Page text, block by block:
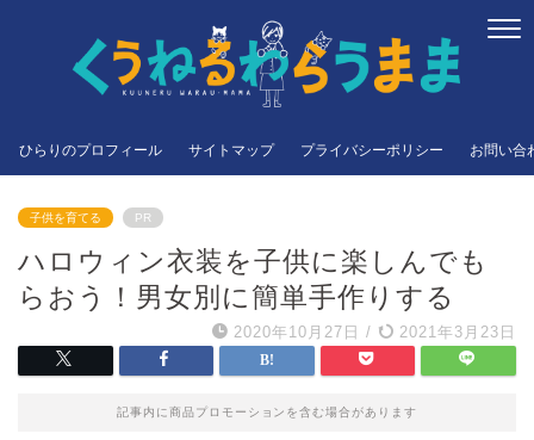
ひらりのプロフィール サイトマップ プライバシーポリシー お問い合
子供を育てる PR
ハロウィン衣装を子供に楽しんでも
らおう！男女別に簡単手作りする
2020年10月27日 / 2021年3月23日
記事内に商品プロモーションを含む場合があります